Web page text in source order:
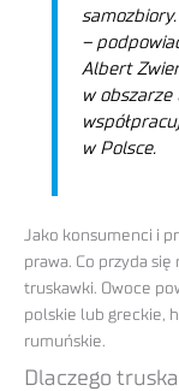
samozbiory.
–
Albert
w
w Polsce.
Jako konsumenci i
prawa. Co przyda
truskawki. Owoce
polskie lub greckie,
rumuńskie.
Dlaczego